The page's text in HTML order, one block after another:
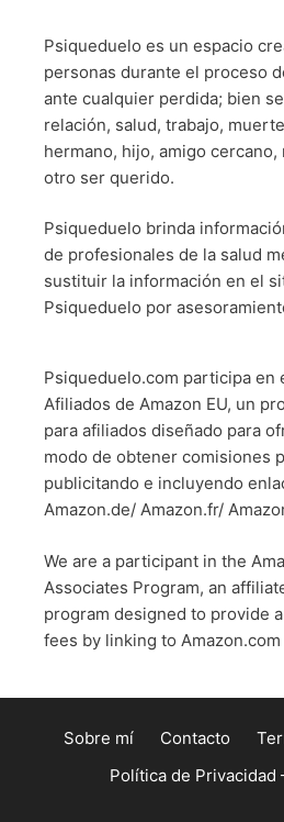
Psiqueduelo es un espacio
personas durante el proceso
ante cualquier perdida; bien
relación, salud, trabajo,
hermano, hijo, amigo
otro ser querido.
Psiqueduelo brinda
de profesionales de la salud
sustituir la información en el
Psiqueduelo por
Psiqueduelo.com participa en
Afiliados de Amazon EU, un
para afiliados diseñado para
modo de obtener comisiones
publicitando e incluyendo
Amazon.de/ Amazon.fr/
We are a participant in the
Associates Program, an
program designed to provide
fees by linking to
Sobre mí Contacto
Política de Privacidad